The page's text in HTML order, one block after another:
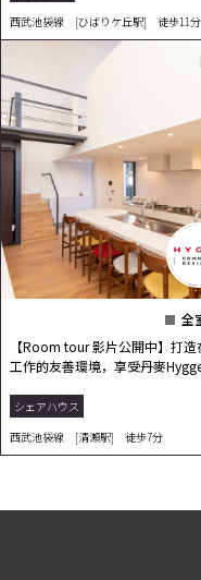
西武池袋線 [ひばりケ丘駅] 徒歩11分
全
【Room tour 影片公開中】打造
工作的友善環境，享受丹麥
シェアハウス
西武池袋線 [清瀬駅] 徒歩7分